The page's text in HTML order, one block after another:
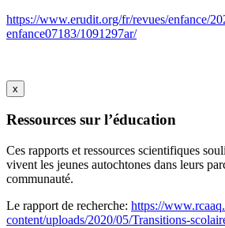
https://www.erudit.org/fr/revues/enfance/
enfance07183/1091297ar/
x
Ressources sur l’éducation
Ces rapports et ressources scientifiques
vivent les jeunes autochtones dans leurs
communauté.
Le rapport de recherche: https://
content/uploads/2020/05/Transitions-